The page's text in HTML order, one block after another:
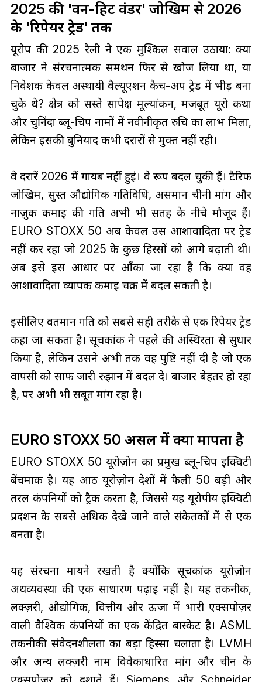
2025 की 'वन-हिट वंडर' जोखिम से 2026
के 'रिपेयर ट्रेड' तक
यूरोप की 2025 रैली ने एक मुश्किल सवाल उठाया: क्या
बाजार ने संरचनात्मक समर्थन फिर से खोज लिया था, या
निवेशक केवल अस्थायी वैल्यूएशन कैच-अप ट्रेड में भीड़ बना
चुके थे? क्षेत्र को सस्ते सापेक्ष मूल्यांकन, मजबूत यूरो कथा
और चुनिंदा ब्लू-चिप नामों में नवीनीकृत रुचि का लाभ मिला,
लेकिन इसकी बुनियाद कभी दरारों से मुक्त नहीं रही।
वे दरारें 2026 में गायब नहीं हुईं। वे रूप बदल चुकी हैं। टैरिफ
जोखिम, सुस्त औद्योगिक गतिविधि, असमान चीनी मांग और
नाज़ुक कमाई की गति अभी भी सतह के नीचे मौजूद हैं।
EURO STOXX 50 अब केवल उस आशावादिता पर ट्रेड
नहीं कर रहा जो 2025 के कुछ हिस्सों को आगे बढ़ाती थी।
अब इसे इस आधार पर आँका जा रहा है कि क्या वह
आशावादिता व्यापक कमाई चक्र में बदल सकती है।
इसीलिए वर्तमान गति को सबसे सही तरीके से एक रिपेयर ट्रेड
कहा जा सकता है। सूचकांक ने पहले की अस्थिरता से सुधार
किया है, लेकिन उसने अभी तक वह पुष्टि नहीं दी है जो एक
वापसी को साफ जारी रुझान में बदल दे। बाजार बेहतर हो रहा
है, पर अभी भी सबूत मांग रहा है।
EURO STOXX 50 असल में क्या मापता है
EURO STOXX 50 यूरोज़ोन का प्रमुख ब्लू-चिप इक्विटी
बेंचमार्क है। यह आठ यूरोज़ोन देशों में फैली 50 बड़ी और
तरल कंपनियों को ट्रैक करता है, जिससे यह यूरोपीय इक्विटी
प्रदर्शन के सबसे अधिक देखे जाने वाले संकेतकों में से एक
बनता है।
यह संरचना मायने रखती है क्योंकि सूचकांक यूरोज़ोन
अर्थव्यवस्था की एक साधारण पढ़ाई नहीं है। यह तकनीक,
लक्ज़री, औद्योगिक, वित्तीय और ऊर्जा में भारी एक्सपोज़र
वाली वैश्विक कंपनियों का एक केंद्रित बास्केट है। ASML
तकनीकी संवेदनशीलता का बड़ा हिस्सा चलाता है। LVMH
और अन्य लक्ज़री नाम विवेकाधारित मांग और चीन के